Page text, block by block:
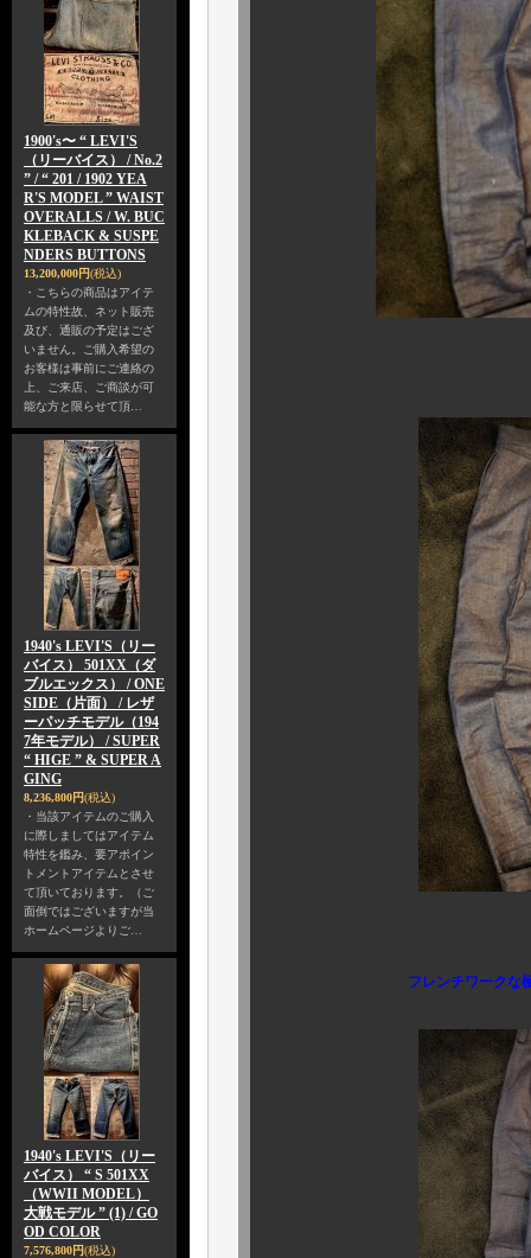
1900's〜 “ LEVI'S
（リーバイス） / No.2
” / “ 201 / 1902 YEA
R'S MODEL ” WAIST
OVERALLS / W. BUC
KLEBACK & SUSPE
NDERS BUTTONS
13,200,000円(税込)
・こちらの商品はアイテ
ムの特性故、ネット販売
及び、通販の予定はござ
いません。ご購入希望の
お客様は事前にご連絡の
上、ご来店、ご商談が可
能な方と限らせて頂…
1940's LEVI'S（リー
バイス） 501XX（ダ
ブルエックス） / ONE
SIDE（片面） / レザ
ーパッチモデル（194
7年モデル） / SUPER
“ HIGE ” & SUPER A
GING
8,236,800円(税込)
・当該アイテムのご購入
に際しましてはアイテム
特性を鑑み、要アポイン
トメントアイテムとさせ
て頂いております。（ご
面倒ではございますが当
ホームページよりご…
1940's LEVI'S（リー
バイス） “ S 501XX
（WWII MODEL）
大戦モデル ” (1) / GO
OD COLOR
7,576,800円(税込)
フレンチワークな極太ワイド